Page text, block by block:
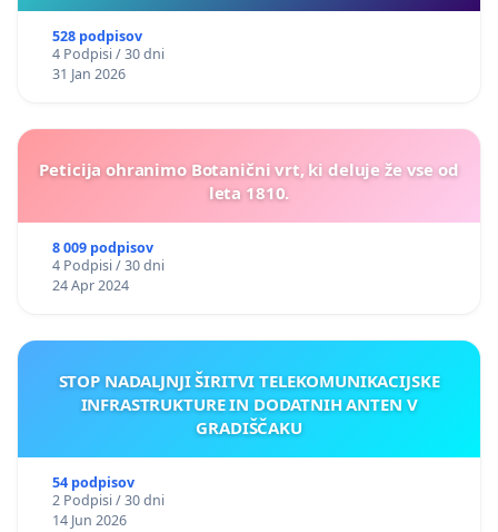
528 podpisov
4 Podpisi / 30 dni
31 Jan 2026
Peticija ohranimo Botanični vrt, ki deluje že vse od
leta 1810.
8 009 podpisov
4 Podpisi / 30 dni
24 Apr 2024
STOP NADALJNJI ŠIRITVI TELEKOMUNIKACIJSKE
INFRASTRUKTURE IN DODATNIH ANTEN V
GRADIŠČAKU
54 podpisov
2 Podpisi / 30 dni
14 Jun 2026